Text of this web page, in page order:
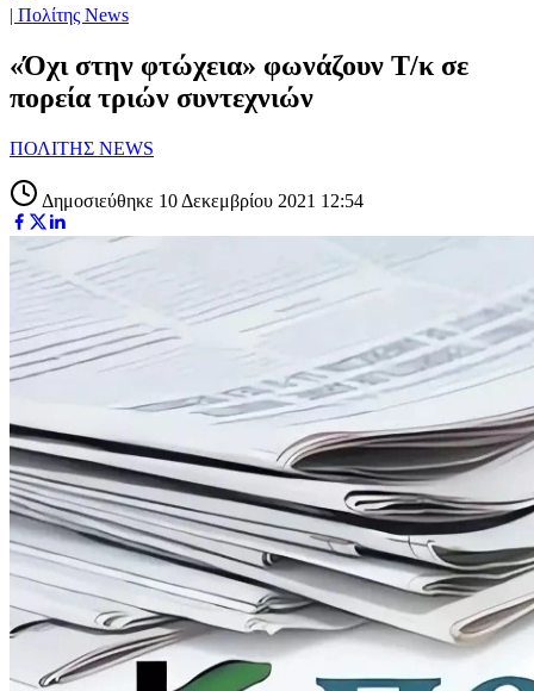
| Πολίτης News
«Όχι στην φτώχεια» φωνάζουν Τ/κ σε
πορεία τριών συντεχνιών
ΠΟΛΙΤΗΣ NEWS
Δημοσιεύθηκε 10 Δεκεμβρίου 2021 12:54